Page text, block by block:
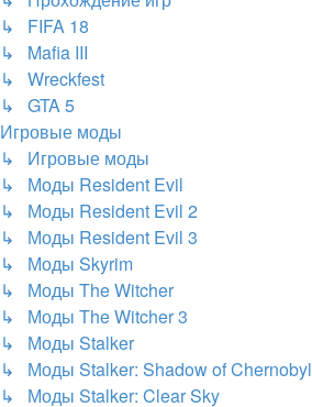
↳ FIFA 18
↳ Mafia III
↳ Wreckfest
↳ GTA 5
Игровые моды
↳ Игровые моды
↳ Моды Resident Evil
↳ Моды Resident Evil 2
↳ Моды Resident Evil 3
↳ Моды Skyrim
↳ Моды The Witcher
↳ Моды The Witcher 3
↳ Моды Stalker
↳ Моды Stalker: Shadow of Chernobyl
↳ Моды Stalker: Clear Sky